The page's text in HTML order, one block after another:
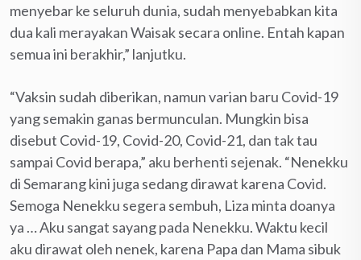
menyebar ke seluruh dunia, sudah menyebabkan kita
dua kali merayakan Waisak secara online. Entah kapan
semua ini berakhir,” lanjutku.
“Vaksin sudah diberikan, namun varian baru Covid-19
yang semakin ganas bermunculan. Mungkin bisa
disebut Covid-19, Covid-20, Covid-21, dan tak tau
sampai Covid berapa,” aku berhenti sejenak. “Nenekku
di Semarang kini juga sedang dirawat karena Covid.
Semoga Nenekku segera sembuh, Liza minta doanya
ya … Aku sangat sayang pada Nenekku. Waktu kecil
aku dirawat oleh nenek, karena Papa dan Mama sibuk